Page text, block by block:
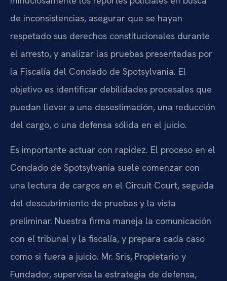
de inconsistencias, asegurar que se hayan
respetado sus derechos constitucionales durante
el arresto, y analizar las pruebas presentadas por
la Fiscalía del Condado de Spotsylvania. El
objetivo es identificar debilidades procesales que
puedan llevar a una desestimación, una reducción
del cargo, o una defensa sólida en el juicio.
Es importante actuar con rapidez. El proceso en el
Condado de Spotsylvania suele comenzar con
una lectura de cargos en el Circuit Court, seguida
del descubrimiento de pruebas y la vista
preliminar. Nuestra firma maneja la comunicación
con el tribunal y la fiscalía, y prepara cada caso
como si fuera a juicio. Mr. Sris, Propietario y
Fundador, supervisa la estrategia de defensa,